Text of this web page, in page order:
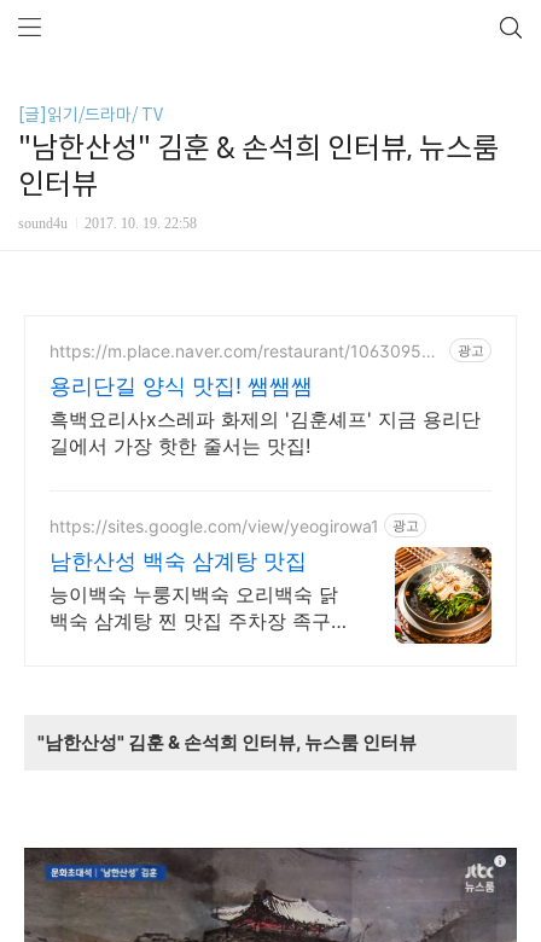
[글]읽기/드라마/ TV
"남한산성" 김훈 & 손석희 인터뷰, 뉴스룸
인터뷰
sound4u 2017. 10. 19. 22:58
https://m.place.naver.com/restaurant/106309568
광고
용리단길 양식 맛집! 쌤쌤쌤
흑백요리사x스레파 화제의 '김훈셰프' 지금 용리단
길에서 가장 핫한 줄서는 맛집!
https://sites.google.com/view/yeogirowa1 광고
남한산성 백숙 삼계탕 맛집
능이백숙 누룽지백숙 오리백숙 닭
백숙 삼계탕 찐 맛집 주차장 족구
"남한산성" 김훈 & 손석희 인터뷰, 뉴스룸 인터뷰